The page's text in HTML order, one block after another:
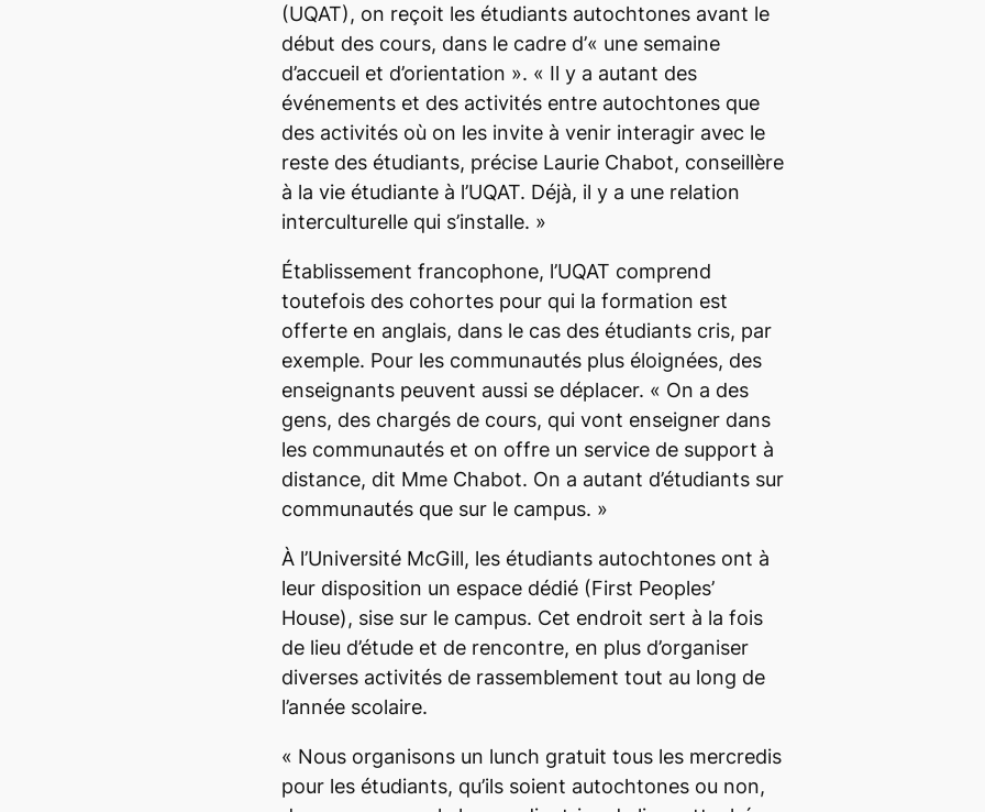
(UQAT), on reçoit les étudiants autochtones avant le
début des cours, dans le cadre d’« une semaine
d’accueil et d’orientation ». « Il y a autant des
événements et des activités entre autochtones que
des activités où on les invite à venir interagir avec le
reste des étudiants, précise Laurie Chabot, conseillère
à la vie étudiante à l’UQAT. Déjà, il y a une relation
interculturelle qui s’installe. »
Établissement francophone, l’UQAT comprend
toutefois des cohortes pour qui la formation est
offerte en anglais, dans le cas des étudiants cris, par
exemple. Pour les communautés plus éloignées, des
enseignants peuvent aussi se déplacer. « On a des
gens, des chargés de cours, qui vont enseigner dans
les communautés et on offre un service de support à
distance, dit Mme Chabot. On a autant d’étudiants sur
communautés que sur le campus. »
À l’Université McGill, les étudiants autochtones ont à
leur disposition un espace dédié (First Peoples’
House), sise sur le campus. Cet endroit sert à la fois
de lieu d’étude et de rencontre, en plus d’organiser
diverses activités de rassemblement tout au long de
l’année scolaire.
« Nous organisons un lunch gratuit tous les mercredis
pour les étudiants, qu’ils soient autochtones ou non,